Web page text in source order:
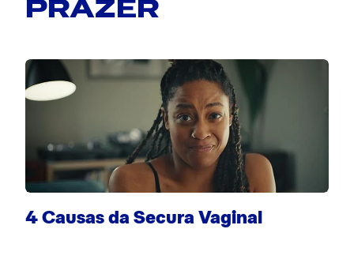
PRAZER
4 Causas da Secura Vaginal